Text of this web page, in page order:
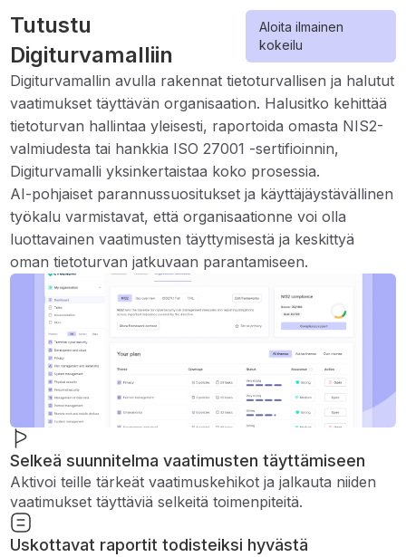
Tutustu
Digiturvamalliin
Aloita ilmainen
kokeilu
Digiturvamallin avulla rakennat tietoturvallisen ja halutut
vaatimukset täyttävän organisaation. Halusitko kehittää
tietoturvan hallintaa yleisesti, raportoida omasta NIS2-
valmiudesta tai hankkia ISO 27001 -sertifioinnin,
Digiturvamalli yksinkertaistaa koko prosessia.
AI-pohjaiset parannussuositukset ja käyttäjäystävällinen
työkalu varmistavat, että organisaationne voi olla
luottavainen vaatimusten täyttymisestä ja keskittyä
oman tietoturvan jatkuvaan parantamiseen.
Selkeä suunnitelma vaatimusten täyttämiseen
Aktivoi teille tärkeät vaatimuskehikot ja jalkauta niiden
vaatimukset täyttäviä selkeitä toimenpiteitä.
Uskottavat raportit todisteiksi hyvästä